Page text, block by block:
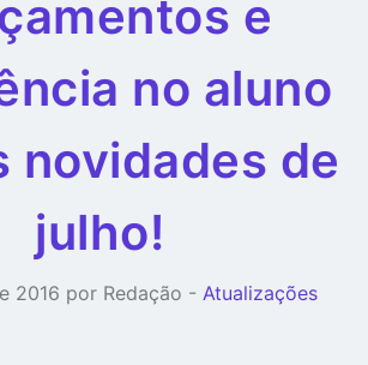
e
no aluno
novidades de
julho!
2016 por Redação - Atualizações